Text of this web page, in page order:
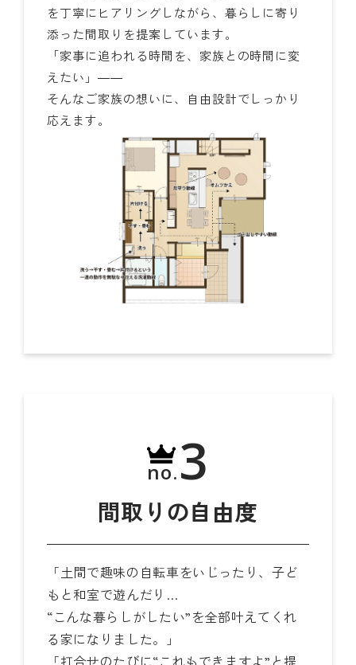
を丁寧にヒアリングしながら、暮らしに寄り
添った間取りを提案しています。
「家事に追われる時間を、家族との時間に変
えたい」――
そんなご家族の想いに、自由設計でしっかり
応えます。
no.3
間取りの自由度
「土間で趣味の自転車をいじったり、子ど
もと和室で遊んだり…
“こんな暮らしがしたい”を全部叶えてくれ
る家になりました。」
「打合せのたびに“これもできますよ”と提